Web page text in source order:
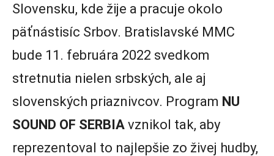
Slovensku, kde žije a pracuje okolo
päťnástisíc Srbov. Bratislavské MMC
bude 11. februára 2022 svedkom
stretnutia nielen srbských, ale aj
slovenských priaznivcov. Program NU
SOUND OF SERBIA vznikol tak, aby
reprezentoval to najlepšie zo živej hudby,